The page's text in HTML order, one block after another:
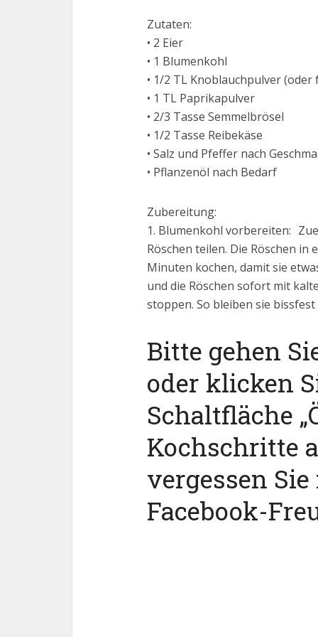
Zutaten:
• 2 Eier
• 1 Blumenkohl
• 1/2 TL Knoblauchpulver
• 1 TL Paprikapulver
• 2/3 Tasse Semmelbrösel
• 1/2 Tasse Reibekäse
• Salz und Pfeffer nach
• Pflanzenöl nach Bedarf
Zubereitung:
1. Blumenkohl vorbereiten:
Röschen teilen. Die Röschen
Minuten kochen, damit sie
und die Röschen sofort mit
stoppen. So bleiben sie
Bitte gehen
oder klicken
Schaltfläche
Kochschritte
vergessen
Facebook-